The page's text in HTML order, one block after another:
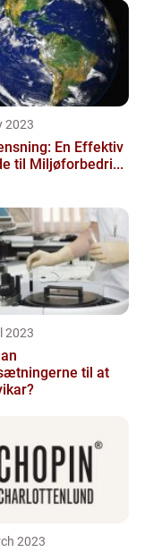
2023
En Effektiv
til Miljøforbedri...
2023
til at
2023